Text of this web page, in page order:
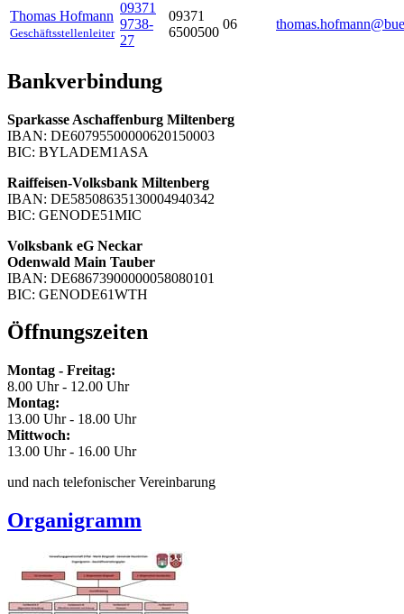
Thomas Hofmann
Geschäftsstellenleiter
09371
9738-
27
09371
6500500
06
Bankverbindung
Sparkasse Aschaffenburg Miltenberg
IBAN: DE60795500000620150003
BIC: BYLADEM1ASA
Raiffeisen-Volksbank Miltenberg
IBAN: DE58508635130004940342
BIC: GENODE51MIC
Volksbank eG Neckar
Odenwald Main Tauber
IBAN: DE68673900000058080101
BIC: GENODE61WTH
Öffnungszeiten
Montag - Freitag:
8.00 Uhr - 12.00 Uhr
Montag:
13.00 Uhr - 18.00 Uhr
Mittwoch:
13.00 Uhr - 16.00 Uhr
und nach telefonischer Vereinbarung
Organigramm